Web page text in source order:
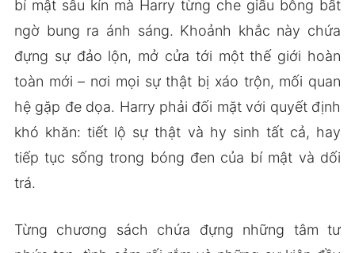
bí mật sâu kín mà Harry từng che giấu bỗng bất
ngờ bung ra ánh sáng. Khoảnh khắc này chứa
đựng sự đảo lộn, mở cửa tới một thế giới hoàn
toàn mới – nơi mọi sự thật bị xáo trộn, mối quan
hệ gặp đe dọa. Harry phải đối mặt với quyết định
khó khăn: tiết lộ sự thật và hy sinh tất cả, hay
tiếp tục sống trong bóng đen của bí mật và dối
trá.
Từng chương sách chứa đựng những tâm tư